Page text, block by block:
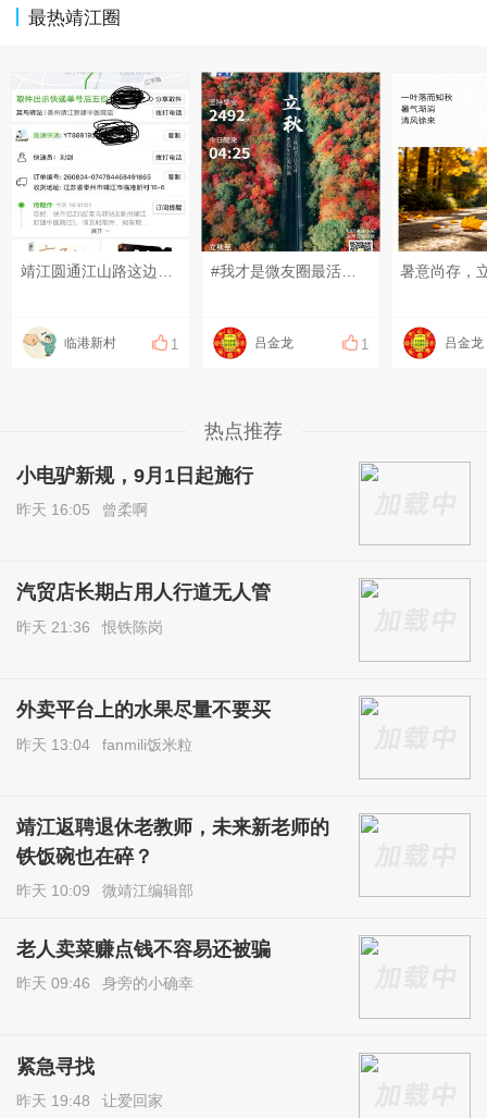
最热靖江圈
靖江圆通江山路这边有个姓刘的快递员 总不送件上门 以前还自取过几次 现在不想去拿 上一次两个件不送 打给圆通客服 然后又送了 但居然另一个不知道哪家公司的一个年纪大的快递员传话给我 让我不要投诉他 我只是要我的件 怎么成投诉了呢 看来他们快递行业信息是相通的 有点什么事就各家公司都传 发快递也不是我做主 商家发哪家我也不知道 这次又是圆通 又不送 让我自取 借用网上一句话 如果要自取 干嘛要网购#每天一条靖江圈#
临港新村 1
#我才是微友圈最活跃的那个#
吕金龙 1 吕金龙
热点推荐
小电驴新规，9月1日起施行
昨天 16:05 曾柔啊
汽贸店长期占用人行道无人管
昨天 21:36 恨铁陈岗
外卖平台上的水果尽量不要买
昨天 13:04 fanmili饭米粒
靖江返聘退休老教师，未来新老师的
铁饭碗也在碎？
昨天 10:09 微靖江编辑部
老人卖菜赚点钱不容易还被骗
昨天 09:46 身旁的小确幸
紧急寻找
昨天 19:48 让爱回家